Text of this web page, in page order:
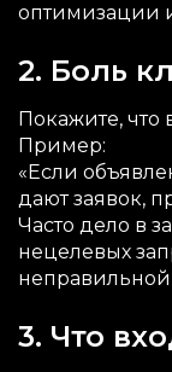
оптимизации
2. Боль
Покажите, что
Пример:
«Если
дают заявок,
Часто дело в
нецелевых
неправильной
3. Что